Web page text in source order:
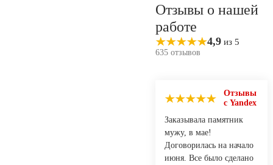
Отзывы о нашей
работе
4,9 из 5
635 отзывов
Отзывы
с Yandex
Заказывала памятник
мужу, в мае!
Договорилась на начало
июня. Все было сделано